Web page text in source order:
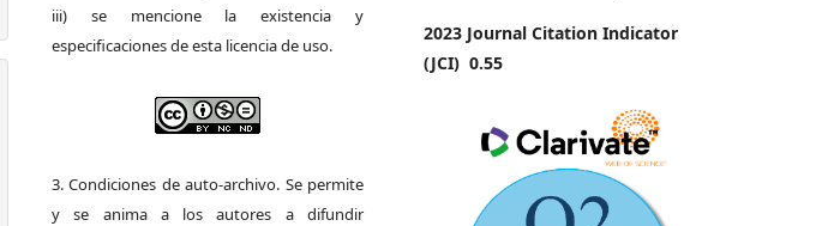
iii) se mencione la existencia y
especificaciones de esta licencia de uso.
3. Condiciones de auto-archivo. Se permite
y se anima a los autores a difundir
2023 Journal Citation Indicator
(JCI) 0.55